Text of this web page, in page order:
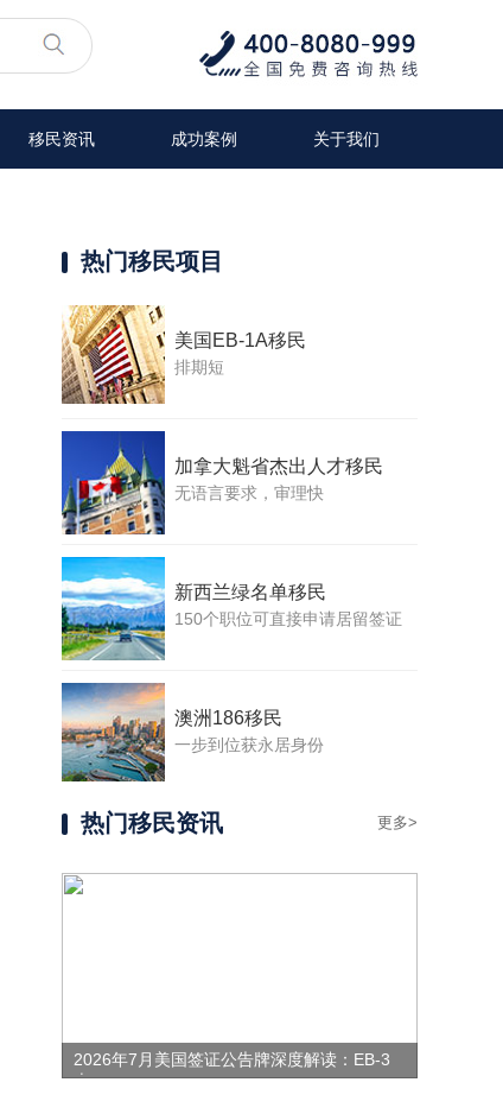
移民资讯 成功案例 关于我们
热门移民项目
美国EB-1A移民
排期短
加拿大魁省杰出人才移民
无语言要求，审理快
新西兰绿名单移民
150个职位可直接申请居留签证
澳洲186移民
一步到位获永居身份
热门移民资讯 更多>
2026年7月美国签证公告牌深度解读：EB-3
表